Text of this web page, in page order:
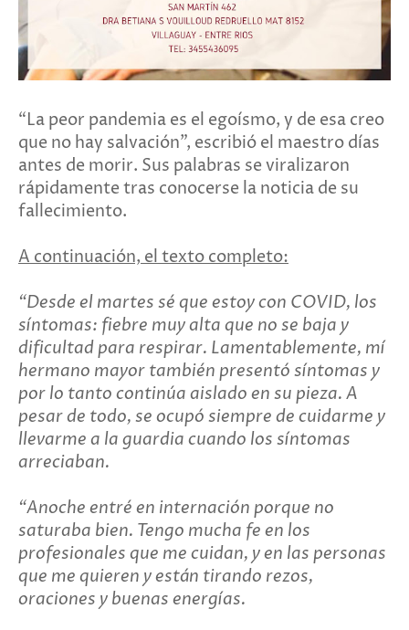
“La peor pandemia es el egoísmo, y de esa creo
que no hay salvación”, escribió el maestro días
antes de morir. Sus palabras se viralizaron
rápidamente tras conocerse la noticia de su
fallecimiento.
A continuación, el texto completo:
“Desde el martes sé que estoy con COVID, los
síntomas: fiebre muy alta que no se baja y
dificultad para respirar. Lamentablemente, mí
hermano mayor también presentó síntomas y
por lo tanto continúa aislado en su pieza. A
pesar de todo, se ocupó siempre de cuidarme y
llevarme a la guardia cuando los síntomas
arreciaban.
“Anoche entré en internación porque no
saturaba bien. Tengo mucha fe en los
profesionales que me cuidan, y en las personas
que me quieren y están tirando rezos,
oraciones y buenas energías.